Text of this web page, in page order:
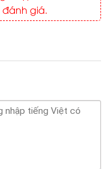
đánh giá.